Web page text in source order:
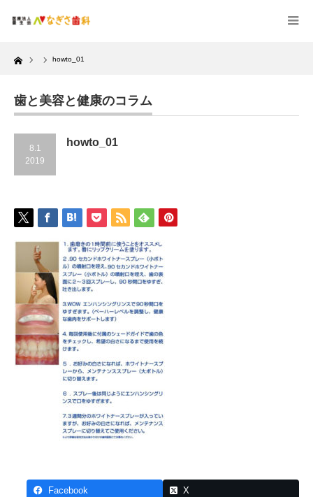
Home howto_01
歯と美容と健康のコラム
8.1
2019
howto_01
Facebook X